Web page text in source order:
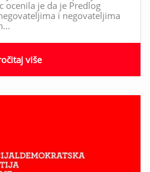
ocenila je da je Predlog
i negovateljima
više